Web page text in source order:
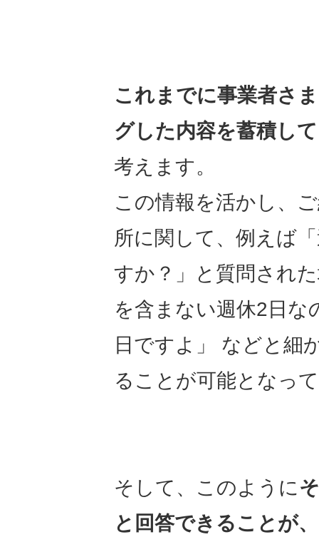
これまでに事業者さ
グした内容を蓄積し
考えます。
この情報を活かし、
所に関して、例えば
すか？」と質問され
を含まない週休2日な
日ですよ」 などと細
ることが可能となっ
そして、このように
と回答できることが